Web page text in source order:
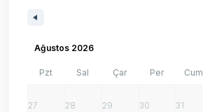
Ağustos 2026
Pzt Sal Çar Per Cum
27 28 29 30 31